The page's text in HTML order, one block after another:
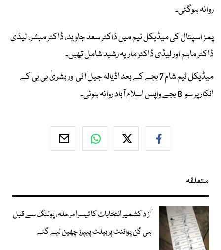
روانہ ہوگئی۔
پمز اسپتال کی میڈیکل ٹیم میں ڈاکٹر سعد جاوید، ڈاکٹر مبشر، لیڈی
ڈاکٹر ماہم اور لیڈی ڈاکٹر ماریہ رشید شامل تھیں۔
میڈیکل ٹیم شام 7 بجے کے بعد اڈیالہ جیل آئی اور بشریٰ بی بی کے
انکار پر سوا 8 بجے واپس اسلام آباد روانہ ہوئی۔
متعلقہ
آزاد کشمیر انتخابات کا تیسرا مرحلہ، پولنگ سے قبل
ہی گن پوائنٹ پر بیلٹ پیپرز چھین لیے گئے